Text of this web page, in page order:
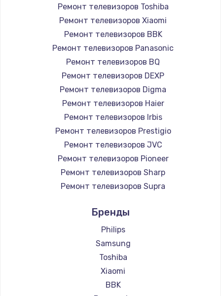
Замена Bluetooth/Wi-Fi модуля
Заказать
Замена картридера
890 руб.
Заказать
Замена микросхемы NFC
1100 руб.
Заказать
Замена шим-контроллера
Заказать
Настройка Wi-Fi
1030 руб.
Заказать
Ремонт телевизоров Toshiba
Ремонт телевизоров Xiaomi
Ремонт телевизоров BBK
Ремонт телевизоров Panasonic
Ремонт телевизоров BQ
Ремонт телевизоров DEXP
Ремонт телевизоров Digma
Ремонт телевизоров Haier
Ремонт телевизоров Irbis
Ремонт телевизоров Prestigio
Ремонт телевизоров JVC
Ремонт телевизоров Pioneer
Ремонт телевизоров Sharp
Ремонт телевизоров Supra
Ремонт телевизоров Hisense
Ремонт телевизоров Daewoo
Ремонт телевизоров Centek
Ремонт телевизоров Telefunken
Ремонт телевизоров Hyundai
Ремонт телевизоров Doffler
Бренды
Philips
Samsung
Toshiba
Xiaomi
BBK